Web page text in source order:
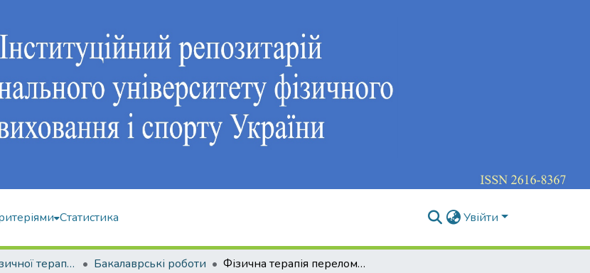
Статистика Увійти
Кафедра фізичної терапії та ерготерапії Бакалаврські роботи Фізична терапія переломів кісток гомілки, отриманих внаслідок бойових дій